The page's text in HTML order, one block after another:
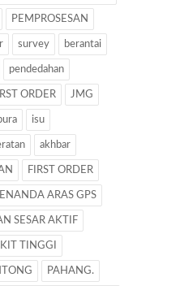
PEMPROSESAN
survey berantai
pendedahan
ORDER JMG
isu
akhbar
FIRST ORDER
ARAS GPS
SESAR AKTIF
TINGGI
PAHANG.